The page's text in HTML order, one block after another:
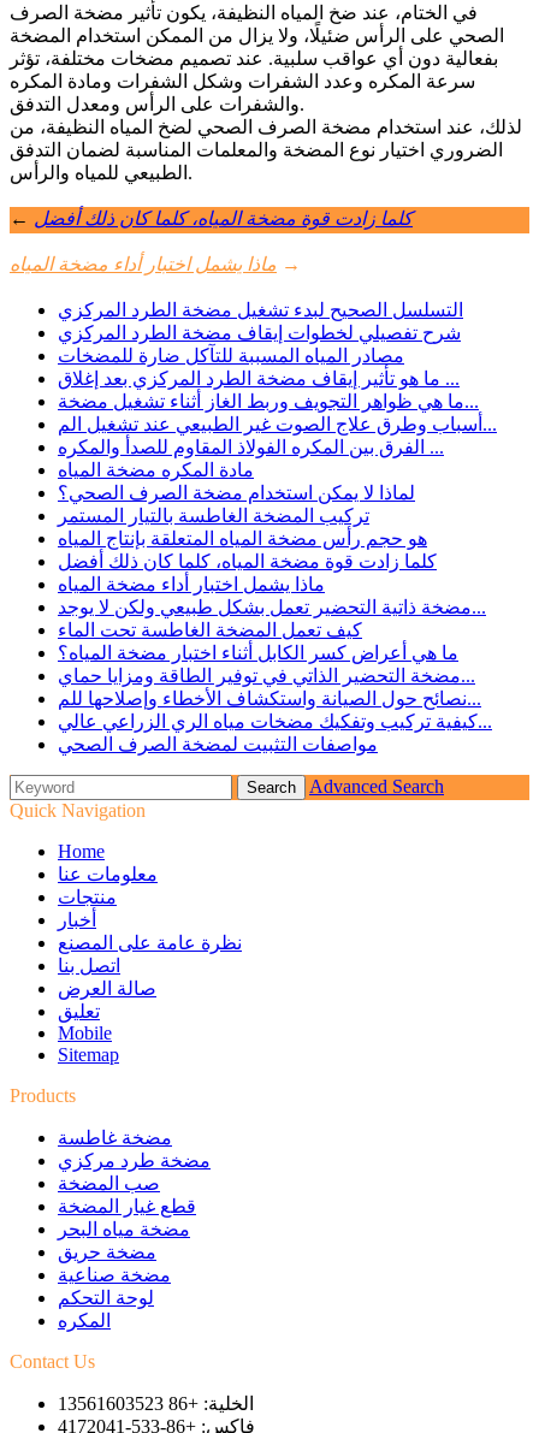
في الختام، عند ضخ المياه النظيفة، يكون تأثير مضخة الصرف
الصحي على الرأس ضئيلًا، ولا يزال من الممكن استخدام المضخة
بفعالية دون أي عواقب سلبية. عند تصميم مضخات مختلفة، تؤثر
سرعة المكره وعدد الشفرات وشكل الشفرات ومادة المكره
والشفرات على الرأس ومعدل التدفق.
لذلك، عند استخدام مضخة الصرف الصحي لضخ المياه النظيفة، من
الضروري اختيار نوع المضخة والمعلمات المناسبة لضمان التدفق
الطبيعي للمياه والرأس.
← كلما زادت قوة مضخة المياه، كلما كان ذلك أفضل
ماذا يشمل اختبار أداء مضخة المياه →
التسلسل الصحيح لبدء تشغيل مضخة الطرد المركزي
شرح تفصيلي لخطوات إيقاف مضخة الطرد المركزي
مصادر المياه المسببة للتآكل ضارة للمضخات
ما هو تأثير إيقاف مضخة الطرد المركزي بعد إغلاق ...
ما هي ظواهر التجويف وربط الغاز أثناء تشغيل مضخة...
أسباب وطرق علاج الصوت غير الطبيعي عند تشغيل الم...
الفرق بين المكره الفولاذ المقاوم للصدأ والمكره ...
مادة المكره مضخة المياه
لماذا لا يمكن استخدام مضخة الصرف الصحي؟
تركيب المضخة الغاطسة بالتيار المستمر
هو حجم رأس مضخة المياه المتعلقة بإنتاج المياه
كلما زادت قوة مضخة المياه، كلما كان ذلك أفضل
ماذا يشمل اختبار أداء مضخة المياه
مضخة ذاتية التحضير تعمل بشكل طبيعي ولكن لا يوجد...
كيف تعمل المضخة الغاطسة تحت الماء
ما هي أعراض كسر الكابل أثناء اختبار مضخة المياه؟
مضخة التحضير الذاتي في توفير الطاقة ومزايا حماي...
نصائح حول الصيانة واستكشاف الأخطاء وإصلاحها للم...
كيفية تركيب وتفكيك مضخات مياه الري الزراعي عالي...
مواصفات التثبيت لمضخة الصرف الصحي
Advanced Search
Quick Navigation
Home
معلومات عنا
منتجات
أخبار
نظرة عامة على المصنع
اتصل بنا
صالة العرض
تعليق
Mobile
Sitemap
Products
مضخة غاطسة
مضخة طرد مركزي
صب المضخة
قطع غيار المضخة
مضخة مياه البحر
مضخة حريق
مضخة صناعية
لوحة التحكم
المكره
Contact Us
الخلية: +86 13561603523
فاكس: +86-533-4172041